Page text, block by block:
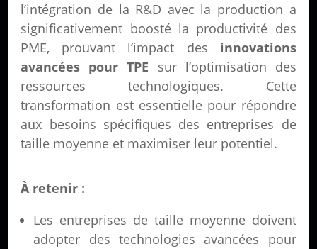
l’intégration de la R&D avec la production a
significativement boosté la productivité des
PME, prouvant l’impact des innovations
avancées pour TPE sur l’optimisation des
ressources technologiques. Cette
transformation est essentielle pour répondre
aux besoins spécifiques des entreprises de
taille moyenne et maximiser leur potentiel.
À retenir :
Les entreprises de taille moyenne doivent
adopter des technologies avancées pour